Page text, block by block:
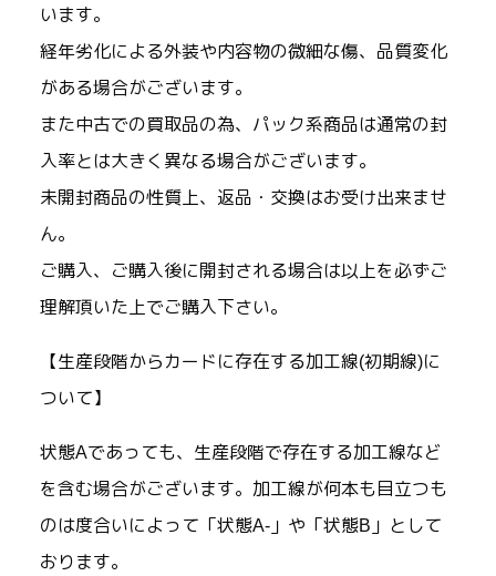
います。
経年劣化による外装や内容物の微細な傷、品質変化
がある場合がございます。
また中古での買取品の為、パック系商品は通常の封
入率とは大きく異なる場合がございます。
未開封商品の性質上、返品・交換はお受け出来ませ
ん。
ご購入、ご購入後に開封される場合は以上を必ずご
理解頂いた上でご購入下さい。
【生産段階からカードに存在する加工線(初期線)に
ついて】
状態Aであっても、生産段階で存在する加工線など
を含む場合がございます。加工線が何本も目立つも
のは度合いによって「状態A-」や「状態B」として
おります。